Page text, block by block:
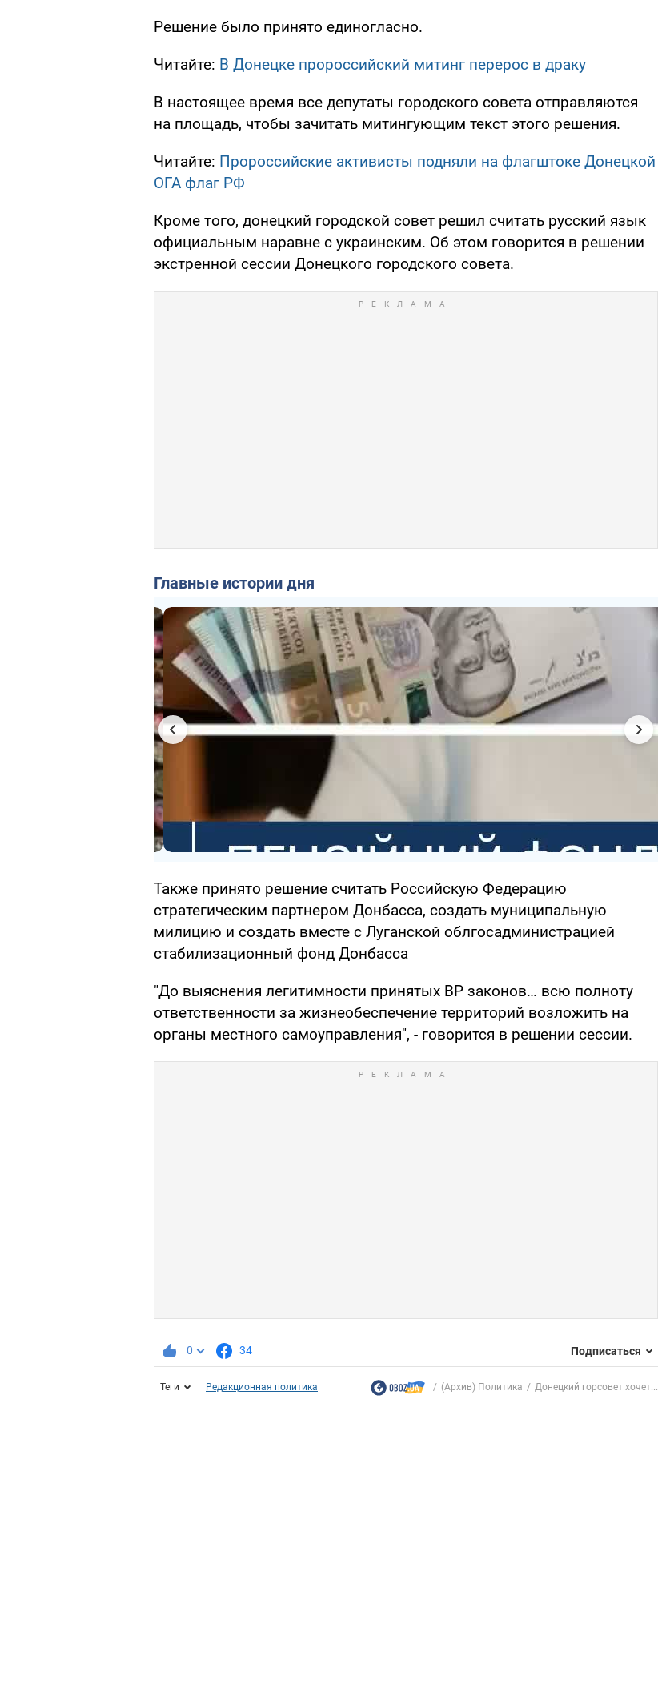
Решение было принято единогласно.
Читайте: В Донецке пророссийский митинг перерос в драку
В настоящее время все депутаты городского совета отправляются
на площадь, чтобы зачитать митингующим текст этого решения.
Читайте: Пророссийские активисты подняли на флагштоке Донецкой
ОГА флаг РФ
Кроме того, донецкий городской совет решил считать русский язык
официальным наравне с украинским. Об этом говорится в решении
экстренной сессии Донецкого городского совета.
Главные истории дня
Также принято решение считать Российскую Федерацию
стратегическим партнером Донбасса, создать муниципальную
милицию и создать вместе с Луганской облгосадминистрацией
стабилизационный фонд Донбасса
"До выяснения легитимности принятых ВР законов… всю полноту
ответственности за жизнеобеспечение территорий возложить на
органы местного самоуправления", - говорится в решении сессии.
0 34 Подписаться
Теги Редакционная политика (Архив) Политика Донецкий горсовет хочет...